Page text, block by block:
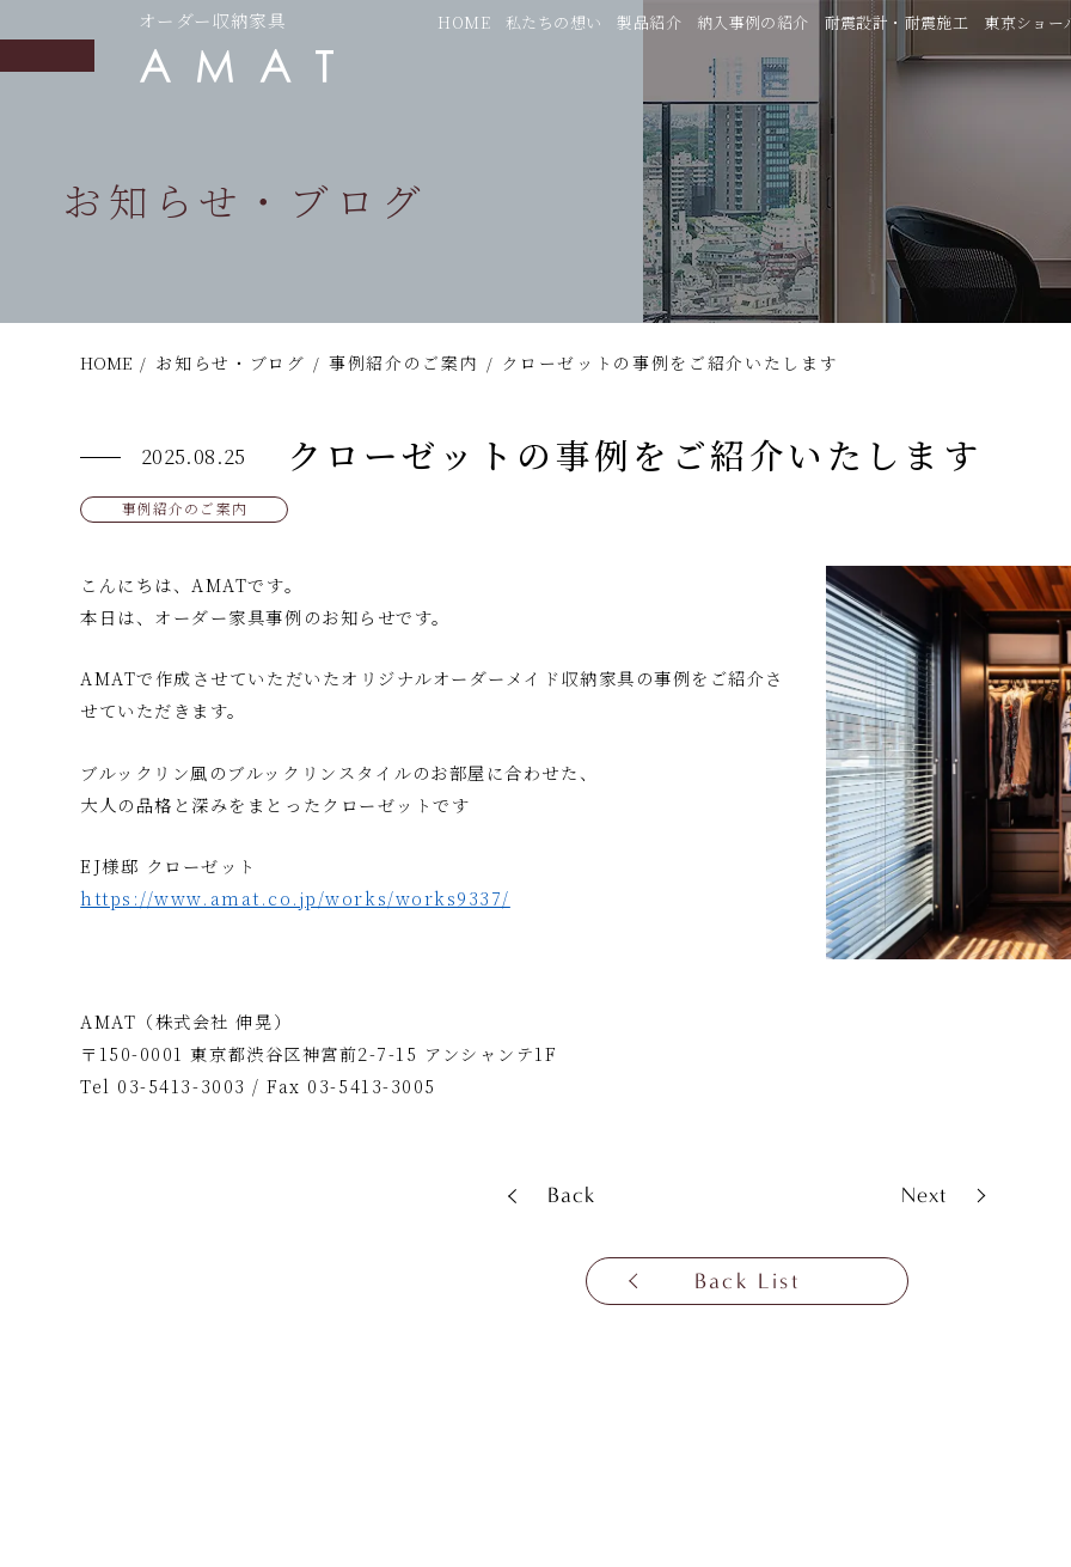
オーダー収納家具 HOME 私たちの想い 製品紹介 納入事例の紹介 耐震設計・耐震施工 東京ショー
お知らせ・ブログ
HOME / お知らせ・ブログ / 事例紹介のご案内 / クローゼットの事例をご紹介いたします
2025.08.25 クローゼットの事例をご紹介いたします
事例紹介のご案内
こんにちは、AMATです。
本日は、オーダー家具事例のお知らせです。
AMATで作成させていただいたオリジナルオーダーメイド収納家具の事例をご紹介さ
せていただきます。
ブルックリン風のブルックリンスタイルのお部屋に合わせた、
大人の品格と深みをまとったクローゼットです
EJ様邸 クローゼット
https://www.amat.co.jp/works/works9337/
AMAT（株式会社 伸晃）
〒150-0001 東京都渋谷区神宮前2-7-15 アンシャンテ1F
Tel 03-5413-3003 / Fax 03-5413-3005
Back Next
Back List